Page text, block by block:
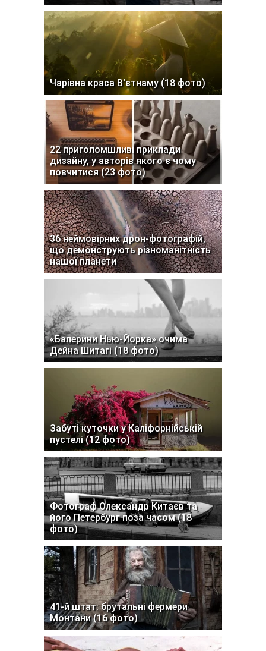
Чарівна краса В'єтнаму (18 фото)
22 приголомшливі приклади
дизайну, у авторів якого є чому
повчитися (23 фото)
36 неймовірних дрон-фотографій,
що демонструють різноманітність
нашої планети
«Балерини Нью-Йорка» очима
Дейна Шитагі (18 фото)
Забуті куточки у Каліфорнійській
пустелі (12 фото)
Фотограф Олександр Китаєв та
його Петербург поза часом (18
фото)
41-й штат: брутальні фермери
Монтани (16 фото)